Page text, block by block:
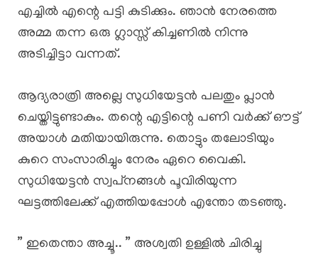
എച്ചിൽ എന്റെ പട്ടി കുടിക്കും. ഞാൻ നേരത്തെ
അമ്മ തന്ന ഒരു ഗ്ലാസ്സ് കിച്ചണിൽ നിന്നു
അടിച്ചിട്ടാ വന്നത്.
ആദ്യരാത്രി അല്ലെ സുധിയേട്ടൻ പലതും പ്ലാൻ
ചെയ്തിട്ടുണ്ടാകും. തന്റെ എട്ടിന്റെ പണി വർക്ക്‌ ഔട്ട്‌
അയാൾ മതിയായിരുന്നു. തൊട്ടും തലോടിയും
കുറെ സംസാരിച്ചും നേരം ഏറെ വൈകി.
സുധിയേട്ടൻ സ്വപ്‌നങ്ങൾ പൂവിരിയുന്ന
ഘട്ടത്തിലേക്ക് എത്തിയപ്പോൾ എന്തോ തടഞ്ഞു.
” ഇതെന്താ അച്ചൂ.. ” അശ്വതി ഉള്ളിൽ ചിരിച്ചു